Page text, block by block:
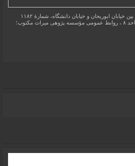
تهران، خیابان انقلاب اسلامی، بین خیابان ابوریحان و خیابان دانشگاه، شمارۀ ۱۱۸۲
(ساختمان فروردین)، طبقۀ دوم، واحد ۸ ، روابط عمومی مؤسسه پژوهی میراث مکتوب؛